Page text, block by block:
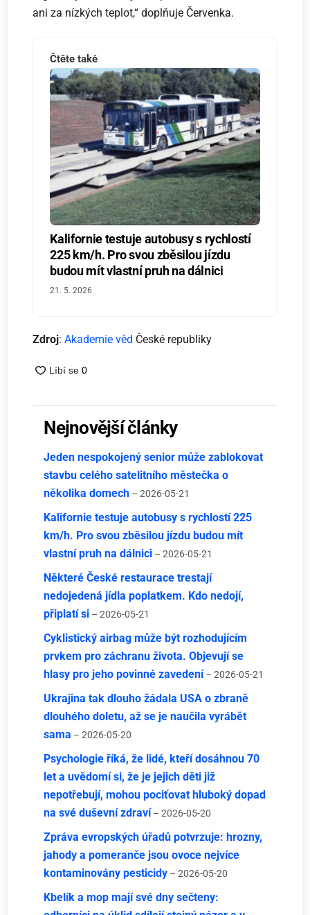
ani za nízkých teplot,“ doplňuje Červenka.
Čtěte také
Kalifornie testuje autobusy s rychlostí
225 km/h. Pro svou zběsilou jízdu
budou mít vlastní pruh na dálnici
21. 5. 2026
Zdroj:Akademie věd České republiky
Nejnovější články
Jeden nespokojený senior může zablokovat
stavbu celého satelitního městečka o
několika domech – 2026-05-21
Kalifornie testuje autobusy s rychlostí 225
km/h. Pro svou zběsilou jízdu budou mít
vlastní pruh na dálnici – 2026-05-21
Některé České restaurace trestají
nedojedená jídla poplatkem. Kdo nedojí,
připlatí si – 2026-05-21
Cyklistický airbag může být rozhodujícím
prvkem pro záchranu života. Objevují se
hlasy pro jeho povinné zavedení – 2026-05-21
Ukrajina tak dlouho žádala USA o zbraně
dlouhého doletu, až se je naučila vyrábět
sama – 2026-05-20
Psychologie říká, že lidé, kteří dosáhnou 70
let a uvědomí si, že je jejich děti již
nepotřebují, mohou pociťovat hluboký dopad
na své duševní zdraví – 2026-05-20
Zpráva evropských úřadů potvrzuje: hrozny,
jahody a pomeranče jsou ovoce nejvíce
kontaminovány pesticidy – 2026-05-20
Kbelík a mop mají své dny sečteny: